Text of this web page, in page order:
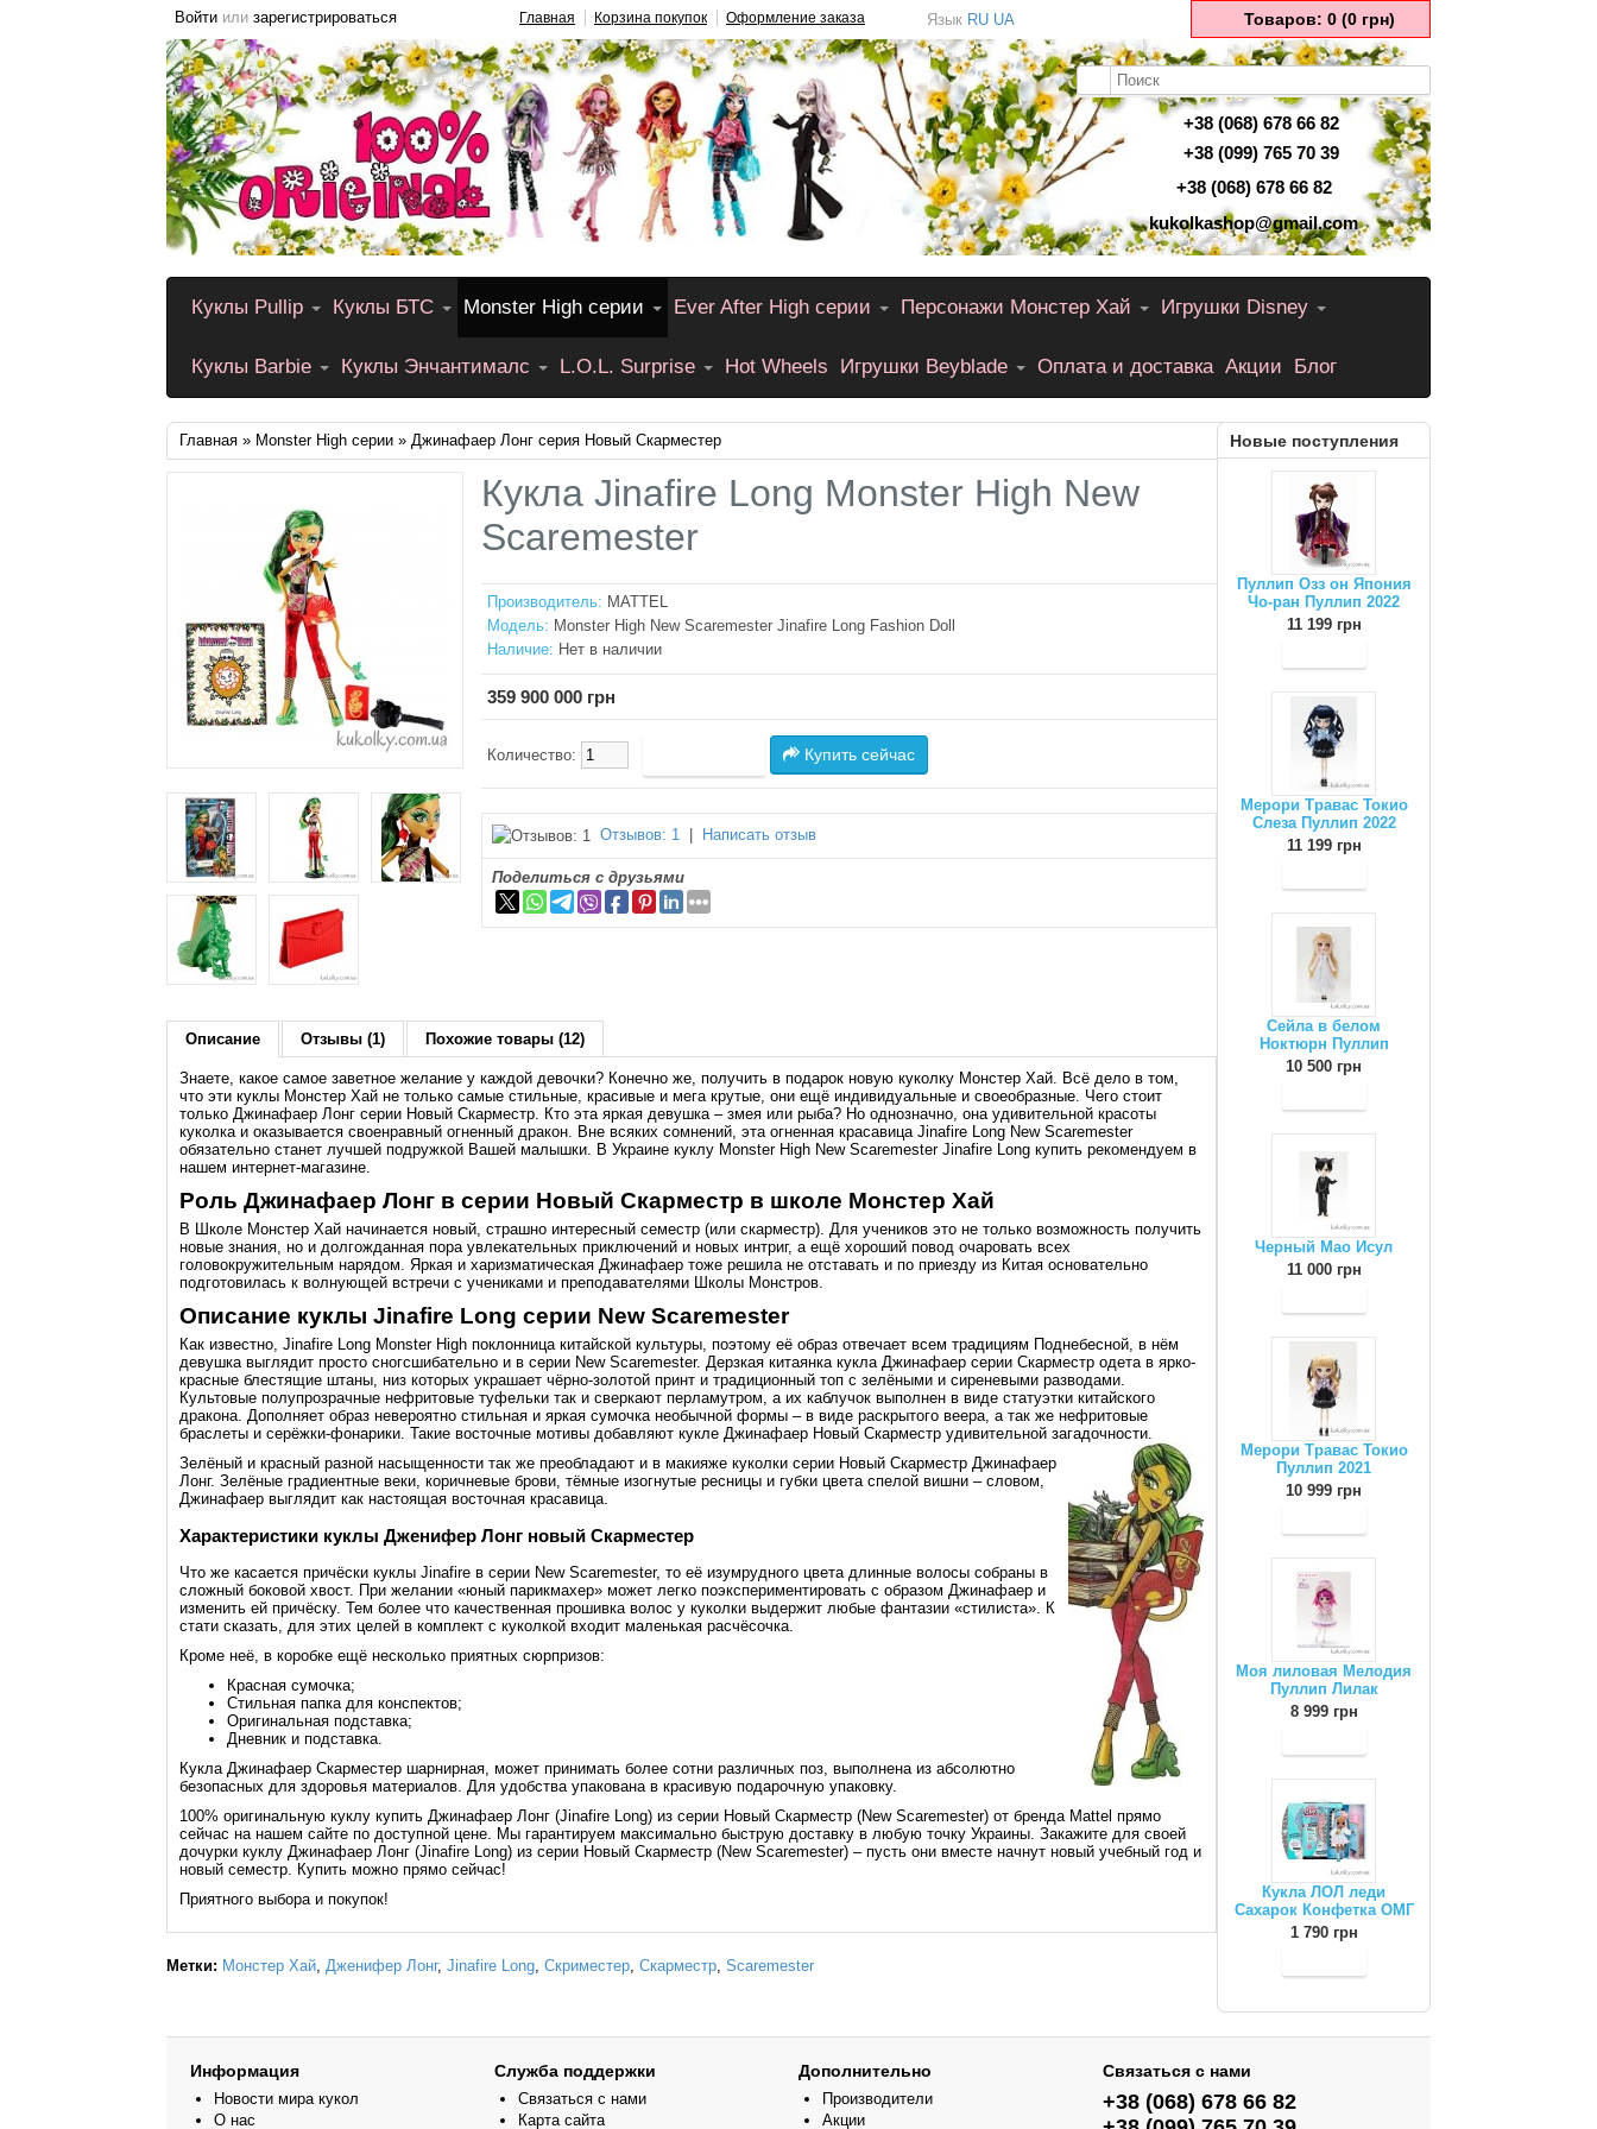
Войти или зарегистрироваться Главная Корзина покупок Оформление заказа Язык RU UA Товаров: 0 (0 грн)
+38 (068) 678 66 82
+38 (099) 765 70 39
+38 (068) 678 66 82
kukolkashop@gmail.com
Куклы Pullip Куклы БТС Monster High серии Ever After High серии Персонажи Монстер Хай Игрушки Disney
Куклы Barbie Куклы Энчантималс L.O.L. Surprise Hot Wheels Игрушки Beyblade Оплата и доставка Акции Блог
Новые поступления
Пуллип Озз он Япония
Чо-ран Пуллип 2022
11 199 грн
Мерори Травас Токио
Слеза Пуллип 2022
11 199 грн
Сейла в белом
Ноктюрн Пуллип
10 500 грн
Черный Мао Исул
11 000 грн
Мерори Травас Токио
Пуллип 2021
10 999 грн
Моя лиловая Мелодия
Пуллип Лилак
8 999 грн
Кукла ЛОЛ леди
Сахарок Конфетка ОМГ
1 790 грн
Главная » Monster High серии » Джинафаер Лонг серия Новый Скарместер
Кукла Jinafire Long Monster High New
Scaremester
Производитель: MATTEL
Модель: Monster High New Scaremester Jinafire Long Fashion Doll
Наличие: Нет в наличии
359 900 000 грн
Количество: Купить сейчас
Отзывов: 1 Написать отзыв
Поделиться с друзьями
Описание Отзывы (1) Похожие товары (12)
Знаете, какое самое заветное желание у каждой девочки? Конечно же, получить в подарок новую куколку Монстер Хай. Всё дело в том,
что эти куклы Монстер Хай не только самые стильные, красивые и мега крутые, они ещё индивидуальные и своеобразные. Чего стоит
только Джинафаер Лонг серии Новый Скарместр. Кто эта яркая девушка – змея или рыба? Но однозначно, она удивительной красоты
куколка и оказывается своенравный огненный дракон. Вне всяких сомнений, эта огненная красавица Jinafire Long New Scaremester
обязательно станет лучшей подружкой Вашей малышки. В Украине куклу Monster High New Scaremester Jinafire Long купить рекомендуем в
нашем интернет-магазине.
Роль Джинафаер Лонг в серии Новый Скарместр в школе Монстер Хай
В Школе Монстер Хай начинается новый, страшно интересный семестр (или скарместр). Для учеников это не только возможность получить
новые знания, но и долгожданная пора увлекательных приключений и новых интриг, а ещё хороший повод очаровать всех
головокружительным нарядом. Яркая и харизматическая Джинафаер тоже решила не отставать и по приезду из Китая основательно
подготовилась к волнующей встречи с учениками и преподавателями Школы Монстров.
Описание куклы Jinafire Long серии New Scaremester
Как известно, Jinafire Long Monster High поклонница китайской культуры, поэтому её образ отвечает всем традициям Поднебесной, в нём
девушка выглядит просто сногсшибательно и в серии New Scaremester. Дерзкая китаянка кукла Джинафаер серии Скарместр одета в ярко-
красные блестящие штаны, низ которых украшает чёрно-золотой принт и традиционный топ с зелёными и сиреневыми разводами.
Культовые полупрозрачные нефритовые туфельки так и сверкают перламутром, а их каблучок выполнен в виде статуэтки китайского
дракона. Дополняет образ невероятно стильная и яркая сумочка необычной формы – в виде раскрытого веера, а так же нефритовые
браслеты и серёжки-фонарики. Такие восточные мотивы добавляют кукле Джинафаер Новый Скарместр удивительной загадочности.
Зелёный и красный разной насыщенности так же преобладают и в макияже куколки серии Новый Скарместр Джинафаер
Лонг. Зелёные градиентные веки, коричневые брови, тёмные изогнутые ресницы и губки цвета спелой вишни – словом,
Джинафаер выглядит как настоящая восточная красавица.
Характеристики куклы Дженифер Лонг новый Скарместер
Что же касается причёски куклы Jinafire в серии New Scaremester, то её изумрудного цвета длинные волосы собраны в
сложный боковой хвост. При желании «юный парикмахер» может легко поэкспериментировать с образом Джинафаер и
изменить ей причёску. Тем более что качественная прошивка волос у куколки выдержит любые фантазии «стилиста». К
стати сказать, для этих целей в комплект с куколкой входит маленькая расчёсочка.
Кроме неё, в коробке ещё несколько приятных сюрпризов:
Красная сумочка;
Стильная папка для конспектов;
Оригинальная подставка;
Дневник и подставка.
Кукла Джинафаер Скарместер шарнирная, может принимать более сотни различных поз, выполнена из абсолютно
безопасных для здоровья материалов. Для удобства упакована в красивую подарочную упаковку.
100% оригинальную куклу купить Джинафаер Лонг (Jinafire Long) из серии Новый Скарместр (New Scaremester) от бренда Mattel прямо
сейчас на нашем сайте по доступной цене. Мы гарантируем максимально быструю доставку в любую точку Украины. Закажите для своей
дочурки куклу Джинафаер Лонг (Jinafire Long) из серии Новый Скарместр (New Scaremester) – пусть они вместе начнут новый учебный год и
новый семестр. Купить можно прямо сейчас!
Приятного выбора и покупок!
Метки: Монстер Хай, Дженифер Лонг, Jinafire Long, Скриместер, Скарместр, Scaremester
Информация
Новости мира кукол
О нас
Служба поддержки
Связаться с нами
Карта сайта
Дополнительно
Производители
Акции
Связаться с нами
+38 (068) 678 66 82